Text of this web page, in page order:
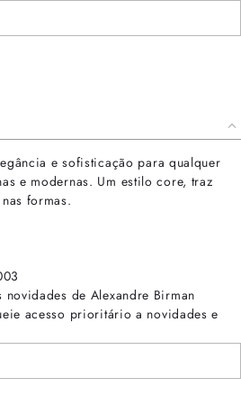
e sofisticação para qualquer
e modernas. Um estilo core, traz
formas.
novidades de Alexandre Birman
acesso prioritário a novidades e